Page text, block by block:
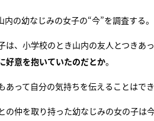
の幼なじみの女子の“今”を調査する。
は、小学校のとき山内の友人とつきあっ
好意を抱いていたのだとか。
あって自分の気持ちを伝えることはで
の仲を取り持った幼なじみの女の子